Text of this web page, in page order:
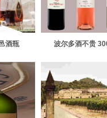
酒瓶 波尔多酒不贵